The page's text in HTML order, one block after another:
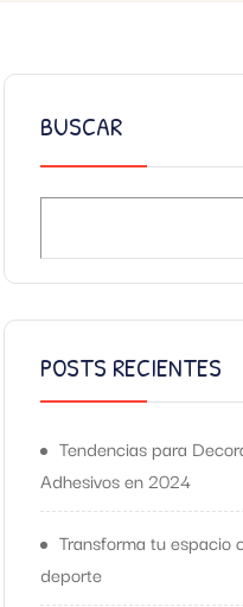
BUSCAR
POSTS RECIENTES
Tendencias para
Adhesivos en 2024
Transforma tu espacio
deporte